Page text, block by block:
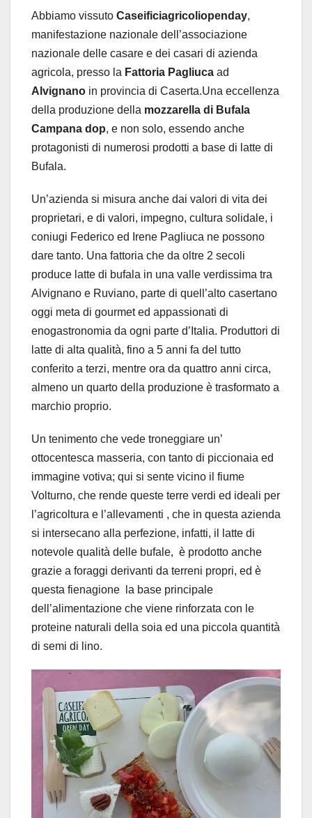
Abbiamo vissuto Caseificiagricoliopenday,
manifestazione nazionale dell’associazione
nazionale delle casare e dei casari di azienda
agricola, presso la Fattoria Pagliuca ad
Alvignano in provincia di Caserta.Una eccellenza
della produzione della mozzarella di Bufala
Campana dop, e non solo, essendo anche
protagonisti di numerosi prodotti a base di latte di
Bufala.
Un’azienda si misura anche dai valori di vita dei
proprietari, e di valori, impegno, cultura solidale, i
coniugi Federico ed Irene Pagliuca ne possono
dare tanto. Una fattoria che da oltre 2 secoli
produce latte di bufala in una valle verdissima tra
Alvignano e Ruviano, parte di quell’alto casertano
oggi meta di gourmet ed appassionati di
enogastronomia da ogni parte d’Italia. Produttori di
latte di alta qualità, fino a 5 anni fa del tutto
conferito a terzi, mentre ora da quattro anni circa,
almeno un quarto della produzione è trasformato a
marchio proprio.
Un tenimento che vede troneggiare un’
ottocentesca masseria, con tanto di piccionaia ed
immagine votiva; qui si sente vicino il fiume
Volturno, che rende queste terre verdi ed ideali per
l’agricoltura e l’allevamenti , che in questa azienda
si intersecano alla perfezione, infatti, il latte di
notevole qualità delle bufale, è prodotto anche
grazie a foraggi derivanti da terreni propri, ed è
questa fienagione la base principale
dell’alimentazione che viene rinforzata con le
proteine naturali della soia ed una piccola quantità
di semi di lino.